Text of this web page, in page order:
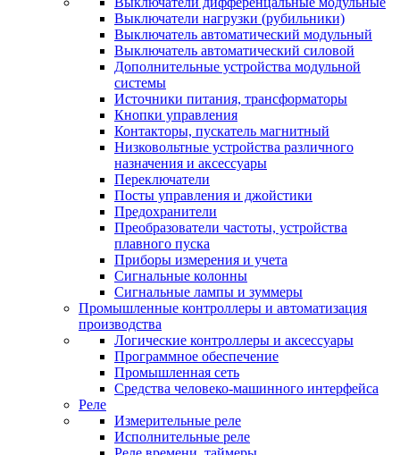
Выключатели нагрузки (рубильники)
Выключатель автоматический модульный
Выключатель автоматический силовой
Дополнительные устройства модульной
системы
Источники питания, трансформаторы
Кнопки управления
Контакторы, пускатель магнитный
Низковольтные устройства различного
назначения и аксессуары
Переключатели
Посты управления и джойстики
Предохранители
Преобразователи частоты, устройства
плавного пуска
Приборы измерения и учета
Сигнальные колонны
Сигнальные лампы и зуммеры
Промышленные контроллеры и автоматизация
производства
Логические контроллеры и аксессуары
Программное обеспечение
Промышленная сеть
Средства человеко-машинного интерфейса
Реле
Измерительные реле
Исполнительные реле